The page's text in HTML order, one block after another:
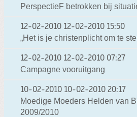
PerspectieF betrokken bij
12-02-2010 12-02-2010 15:50
„Het is je christenplicht om te
12-02-2010 12-02-2010 07:27
Campagne vooruitgang
10-02-2010 10-02-2010 20:17
Moedige Moeders Helden van
2009/2010